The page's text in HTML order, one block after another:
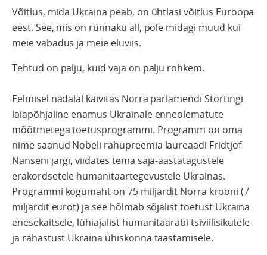
Võitlus, mida Ukraina peab, on ühtlasi võitlus Euroopa
eest. See, mis on rünnaku all, pole midagi muud kui
meie vabadus ja meie eluviis.
Tehtud on palju, kuid vaja on palju rohkem.
Eelmisel nädalal käivitas Norra parlamendi Stortingi
laiapõhjaline enamus Ukrainale enneolematute
mõõtmetega toetusprogrammi. Programm on oma
nime saanud Nobeli rahupreemia laureaadi Fridtjof
Nanseni järgi, viidates tema saja-aastatagustele
erakordsetele humanitaartegevustele Ukrainas.
Programmi kogumaht on 75 miljardit Norra krooni (7
miljardit eurot) ja see hõlmab sõjalist toetust Ukraina
enesekaitsele, lühiajalist humanitaarabi tsiviilisikutele
ja rahastust Ukraina ühiskonna taastamisele.